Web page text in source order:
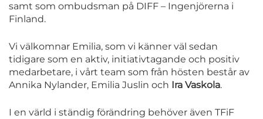
samt som ombudsman på DIFF – Ingenjörerna i
Finland.
Vi välkomnar Emilia, som vi känner väl sedan
tidigare som en aktiv, initiativtagande och positiv
medarbetare, i vårt team som från hösten består av
Annika Nylander, Emilia Juslin och Ira Vaskola.
I en värld i ständig förändring behöver även TFiF